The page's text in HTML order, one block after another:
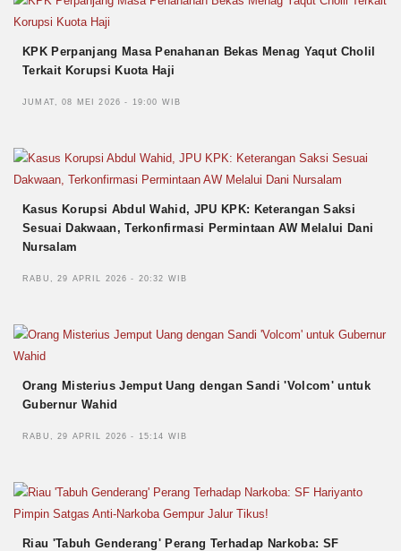
KPK Perpanjang Masa Penahanan Bekas Menag Yaqut Cholil
Terkait Korupsi Kuota Haji
JUMAT, 08 MEI 2026 - 19:00 WIB
Kasus Korupsi Abdul Wahid, JPU KPK: Keterangan Saksi
Sesuai Dakwaan, Terkonfirmasi Permintaan AW Melalui Dani
Nursalam
RABU, 29 APRIL 2026 - 20:32 WIB
Orang Misterius Jemput Uang dengan Sandi 'Volcom' untuk
Gubernur Wahid
RABU, 29 APRIL 2026 - 15:14 WIB
Riau 'Tabuh Genderang' Perang Terhadap Narkoba: SF